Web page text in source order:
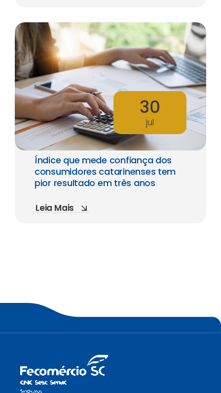
30
jul
Índice que mede confiança dos
consumidores catarinenses tem
pior resultado em três anos
Leia Mais